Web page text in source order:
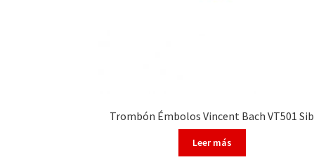
Trombón Émbolos Vincent Bach VT501 Sib
Leer más